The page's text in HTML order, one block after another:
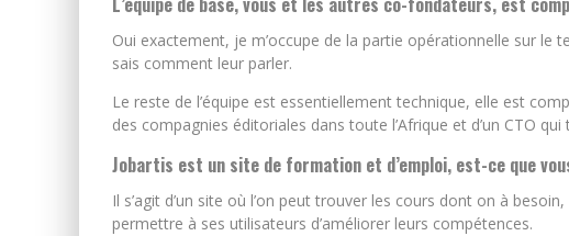
Oui exactement, je m’occupe de la partie opérationnelle sur le
sais comment leur parler.
Le reste de l’équipe est essentiellement technique, elle est
des compagnies éditoriales dans toute l’Afrique et d’un CTO
Jobartis est un site de formation et d’emploi, est-ce que
Il s’agit d’un site où l’on peut trouver les cours dont on à
permettre à ses utilisateurs d’améliorer leurs compétences.